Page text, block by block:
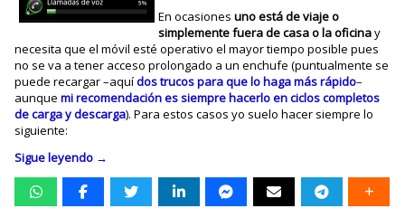
En ocasiones uno está de viaje o
simplemente fuera de casa o la oficinay
necesita que el móvil esté operativo el mayor tiempo posible pues
no se va a tener acceso prolongado a un enchufe (puntualmente se
puede recargar –aquídos trucos para que lo haga más rápido–
aunquemi recomendación es siempre hacerlo en ciclos completos
de carga y descarga). Para estos casos yo suelo hacer siempre lo
siguiente:
Sigue leyendo →